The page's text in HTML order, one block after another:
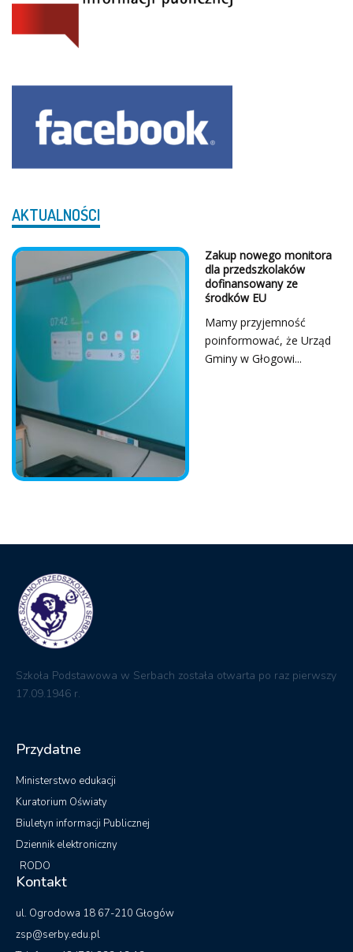
AKTUALNOŚCI
Z Serca Dziękujemy!
...
Szkoła Podstawowa w Serbach została otwarta po raz pierwszy
17.09.1946 r.
Przydatne
Ministerstwo edukacji
Kuratorium Oświaty
Biuletyn informacji Publicznej
Dziennik elektroniczny
RODO
Kontakt
ul. Ogrodowa 18 67-210 Głogów
zsp@serby.edu.pl